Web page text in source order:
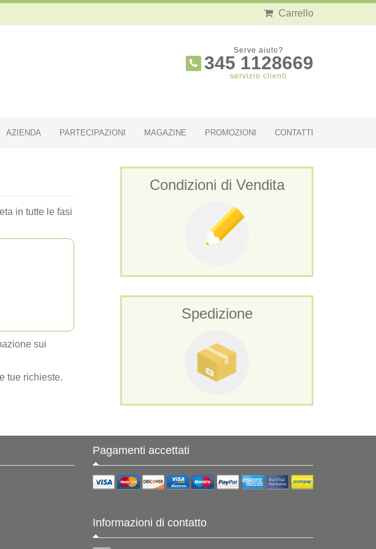
Carrello
Serve aiuto?
345 1128669
servizio clienti
AZIENDA PARTECIPAZIONI MAGAZINE PROMOZIONI CONTATTI
in tutte le fasi
sui
tue richieste.
Condizioni di Vendita
Spedizione
Pagamenti accettati
Informazioni di contatto